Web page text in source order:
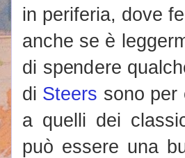
in periferia, dove
anche se è
di spendere
di Steers sono per
a quelli dei
può essere una